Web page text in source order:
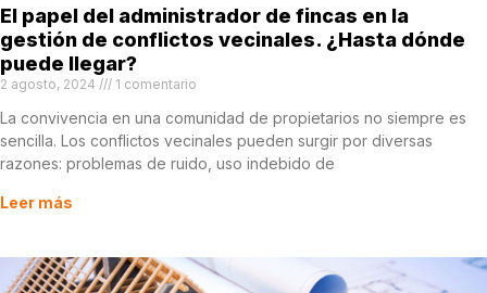
El papel del administrador de fincas en la
gestión de conflictos vecinales. ¿Hasta dónde
puede llegar?
2 agosto, 2024 1 comentario
La convivencia en una comunidad de propietarios no siempre es
sencilla. Los conflictos vecinales pueden surgir por diversas
razones: problemas de ruido, uso indebido de
Leer más